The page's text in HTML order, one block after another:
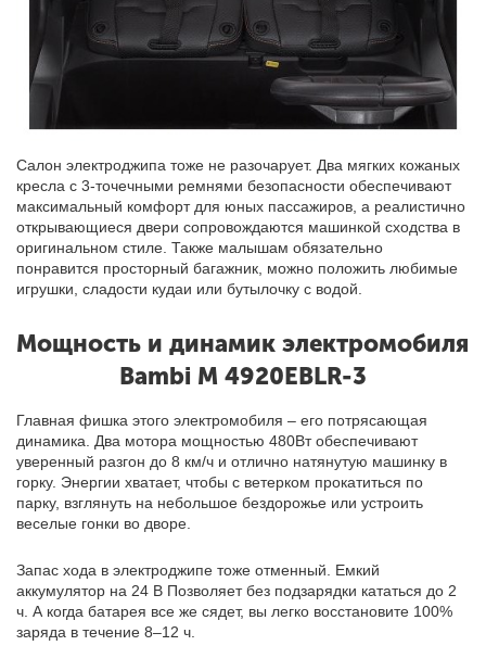
Салон электроджипа тоже не разочарует. Два мягких кожаных
кресла с 3-точечными ремнями безопасности обеспечивают
максимальный комфорт для юных пассажиров, а реалистично
открывающиеся двери сопровождаются машинкой сходства в
оригинальном стиле. Также малышам обязательно
понравится просторный багажник, можно положить любимые
игрушки, сладости кудаи или бутылочку с водой.
Мощность и динамик электромобиля
Bambi M 4920EBLR-3
Главная фишка этого электромобиля – его потрясающая
динамика. Два мотора мощностью 480Вт обеспечивают
уверенный разгон до 8 км/ч и отлично натянутую машинку в
горку. Энергии хватает, чтобы с ветерком прокатиться по
парку, взглянуть на небольшое бездорожье или устроить
веселые гонки во дворе.
Запас хода в электроджипе тоже отменный. Емкий
аккумулятор на 24 В Позволяет без подзарядки кататься до 2
ч. А когда батарея все же сядет, вы легко восстановите 100%
заряда в течение 8–12 ч.